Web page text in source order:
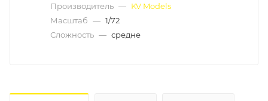
Производитель — KV Models
Масштаб — 1/72
Сложность — средне